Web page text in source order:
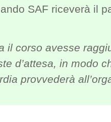
SAF riceverà il
il corso avesse
d’attesa, in modo
provvederà